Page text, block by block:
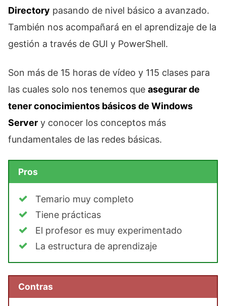
Directory pasando de nivel básico a avanzado.
También nos acompañará en el aprendizaje de la
gestión a través de GUI y PowerShell.
Son más de 15 horas de vídeo y 115 clases para
las cuales solo nos tenemos que asegurar de
tener conocimientos básicos de Windows
Server y conocer los conceptos más
fundamentales de las redes básicas.
Pros
Temario muy completo
Tiene prácticas
El profesor es muy experimentado
La estructura de aprendizaje
Contras